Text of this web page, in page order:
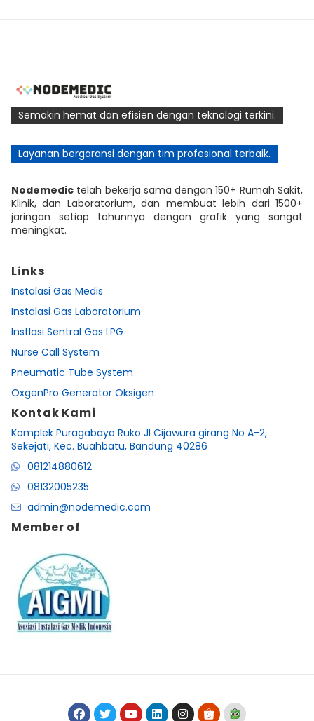
Semakin hemat dan efisien dengan teknologi terkini.
Layanan bergaransi dengan tim profesional terbaik.
Nodemedic telah bekerja sama dengan 150+ Rumah Sakit,
Klinik, dan Laboratorium, dan membuat lebih dari 1500+
jaringan setiap tahunnya dengan grafik yang sangat
meningkat.
Links
Instalasi Gas Medis
Instalasi Gas Laboratorium
Instlasi Sentral Gas LPG
Nurse Call System
Pneumatic Tube System
OxgenPro Generator Oksigen
Kontak Kami
Komplek Puragabaya Ruko Jl Cijawura girang No A-2,
Sekejati, Kec. Buahbatu, Bandung 40286
081214880612
08132005235
admin@nodemedic.com
Member of